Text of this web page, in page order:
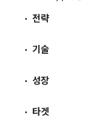
전략
기술
성장
타겟